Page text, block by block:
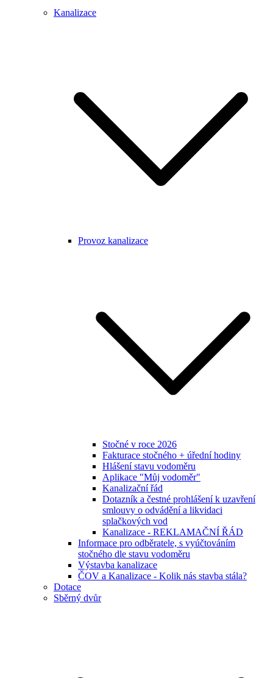
Kanalizace
Provoz kanalizace
Stočné v roce 2026
Fakturace stočného + úřední hodiny
Hlášení stavu vodoměru
Aplikace "Můj vodoměr"
Kanalizační řád
Dotazník a čestné prohlášení k uzavření
smlouvy o odvádění a likvidaci
splačkových vod
Kanalizace - REKLAMAČNÍ ŘÁD
Informace pro odběratele, s vyúčtováním
stočného dle stavu vodoměru
Výstavba kanalizace
ČOV a Kanalizace - Kolik nás stavba stála?
Dotace
Sběrný dvůr